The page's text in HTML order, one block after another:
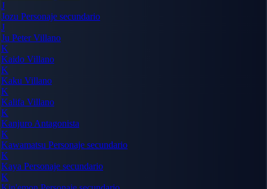
J
Jozu Personaje secundario
J
Ju PeterVillano
K
Kaido Villano
K
Kaku Villano
K
Kalifa Villano
K
Kanjuro Antagonista
K
Kawamatsu Personaje secundario
K
Kaya Personaje secundario
K